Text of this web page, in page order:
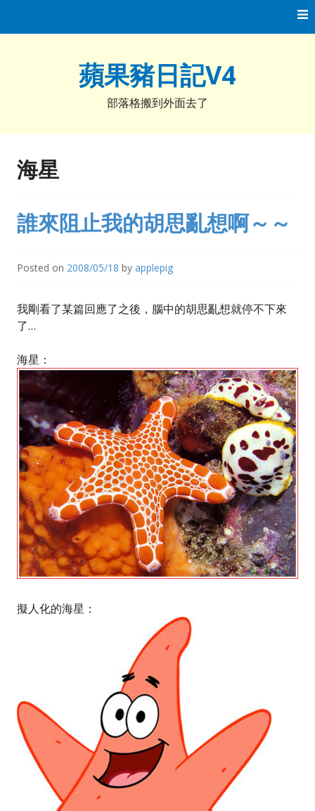
蘋果豬日記V4
部落格搬到外面去了
海星
誰來阻止我的胡思亂想啊～～
Posted on 2008/05/18 by applepig
我剛看了某篇回應了之後，腦中的胡思亂想就停不下來
了…
海星：
擬人化的海星：